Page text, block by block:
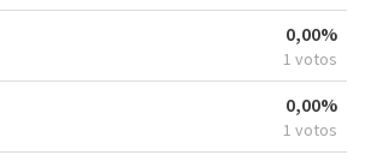
0,00%
1 votos
0,00%
1 votos